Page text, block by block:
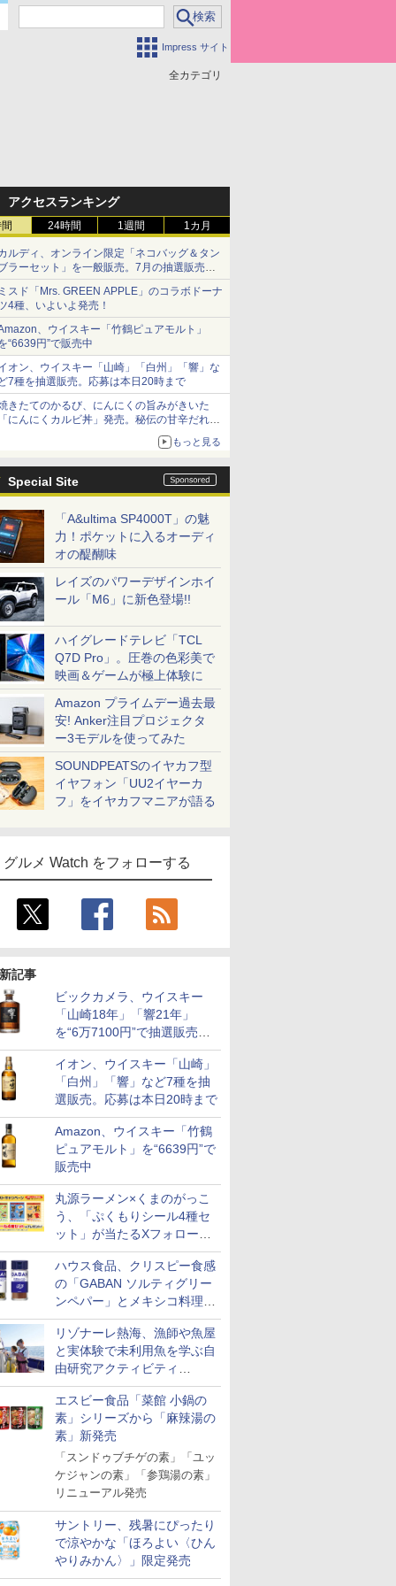
Impress サイト
全カテゴリ
アクセスランキング
24時間 1週間 1カ月
ルディ、オンライン限定「ネコバッグ＆タン
ラーセット」を一般販売。7月の抽選販売の
選無効分
スド「Mrs. GREEN APPLE」のコラボドーナ
4種、いよいよ発売！
、ウイスキー「竹鶴ピュアモルト」
“6639円”で販売中
オン、ウイスキー「山崎」「白州」「響」な
7種を抽選販売。応募は本日20時まで
きたてのかるび、にんにくの旨みがきいた
にんにくカルビ丼」発売。秘伝の甘辛だれを
もっと見る
Special Site
「A&ultima SP4000T」の魅
力！ポケットに入るオーディ
オの醍醐味
レイズのパワーデザインホイ
ール「M6」に新色登場!!
ハイグレードテレビ「TCL
Q7D Pro」。圧巻の色彩美で
映画＆ゲームが極上体験に
Amazon プライムデー過去最
安! Anker注目プロジェクタ
ー3モデルを使ってみた
SOUNDPEATSのイヤカフ型
イヤフォン「UU2イヤーカ
フ」をイヤカフマニアが語る
グルメ Watch をフォローする
記事
ビックカメラ、ウイスキー
「山崎18年」「響21年」
を“6万7100円”で抽選販売。
店頭で9日まで受付
イオン、ウイスキー「山崎」
「白州」「響」など7種を抽
選販売。応募は本日20時まで
Amazon、ウイスキー「竹鶴
ピュアモルト」を“6639円”で
販売中
丸源ラーメン×くまのがっこ
う、「ぷくもりシール4種セ
ット」が当たるXフォロー＆
リポストキャンペーン実施
ハウス食品、クリスピー食感
の「GABAN ソルティグリー
ンペパー」とメキシコ料理に
合う「GABAN チポトレペパ
ー」発売
リゾナーレ熱海、漁師や魚屋
と実体験で未利用魚を学ぶ自
由研究アクティビティ
「Fisherman's Academy」を
実施中
エスビー食品「菜館 小鍋の
素」シリーズから「麻辣湯の
素」新発売
「スンドゥブチゲの素」「ユッ
ケジャンの素」「参鶏湯の素」
リニューアル発売
サントリー、残暑にぴったり
で涼やかな「ほろよい〈ひん
やりみかん〉」限定発売